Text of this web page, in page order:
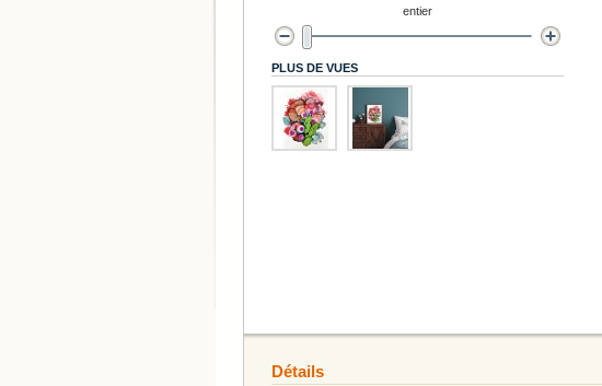
entier
PLUS DE VUES
Détails